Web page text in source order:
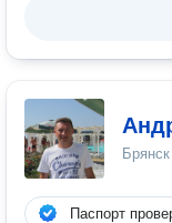
Брянск
Паспорт